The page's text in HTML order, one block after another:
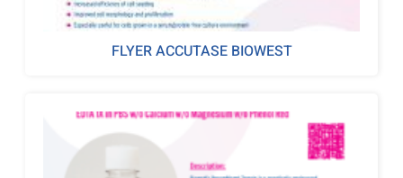
FLYER ACCUTASE BIOWEST